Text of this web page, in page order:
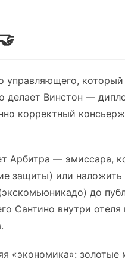
Винстон —
корректный
Арбитра — эмиссара,
защиты) или
до
Сантино внутри
«экономика»: